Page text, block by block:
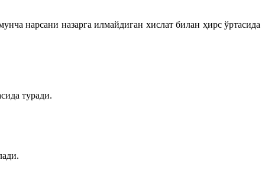
нарсани назарга илмайдиган хислат билан ҳирс ўртасида
туради.